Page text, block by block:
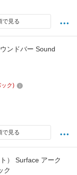
で見る
ンドバー Sound
ク)
で見る
） Surface アーク
ク